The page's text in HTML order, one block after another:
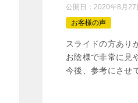
公開日： 2020年8月27
お客様の声
スライドの方あり
お陰様で非常に見
今後、参考にさせ